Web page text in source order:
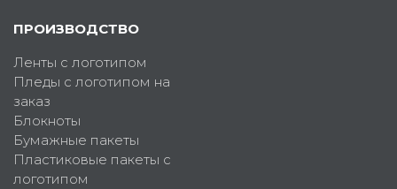
ПРОИЗВОДСТВО
Ленты с логотипом
Пледы с логотипом на
заказ
Блокноты
Бумажные пакеты
Пластиковые пакеты с
логотипом